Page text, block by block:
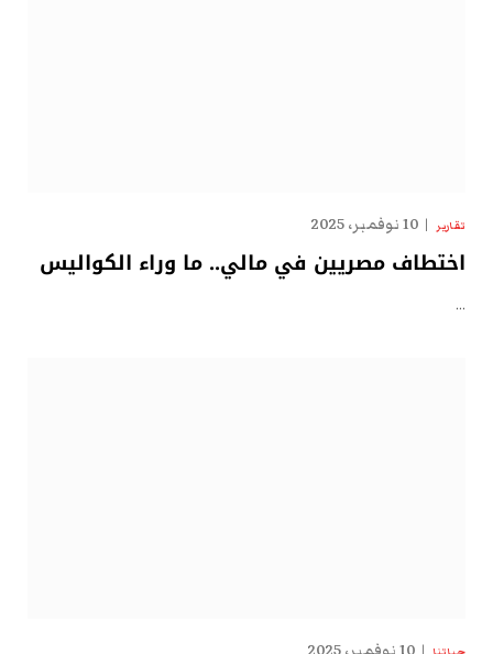
تقارير 10 نوفمبر، 2025
اختطاف مصريين في مالي.. ما وراء الكواليس
…